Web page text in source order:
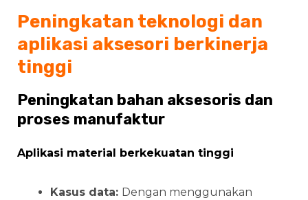
Peningkatan teknologi dan
aplikasi aksesori berkinerja
tinggi
Peningkatan bahan aksesoris dan
proses manufaktur
Aplikasi material berkekuatan tinggi
Kasus data: Dengan menggunakan